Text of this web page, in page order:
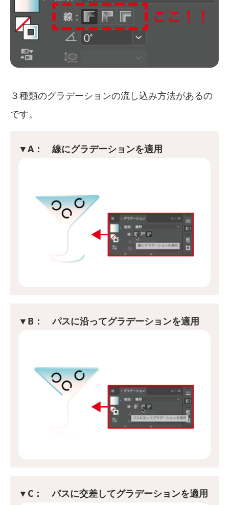
３種類のグラデーションの流し込み方法があるの
です。
▼A： 線にグラデーションを適用
▼B： パスに沿ってグラデーションを適用
▼C： パスに交差してグラデーションを適用